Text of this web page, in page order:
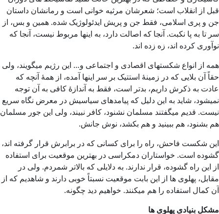
قبل از انقلاب است؛ شعرشان مرثیه خوانی است و رمانشان داستان
جن و پری اسلامی، فقط جن و پریش ایدئولوژیک شده. همین و بس، از
سر تا به پا نکبت. آنجا که اصالت دارد، به اینها مربوط نیست، آنجا که
نوآوری کرده اند، زه زده اند.
همه از انواع شکستهای اقصادی و اجتماعی و… این رژیم میگویند، ولی
حقاً آن بلایی که در زمینۀ استتیک بر سر اینها آمده، از همۀ آنچه که
عادت به ذکرش داریم، بدتر است، فقط به آندازۀ کافی به آن توجه
نمیشود، شاید به این دلیل که پیامدهای سیاسیش در معرض نگاه سریع
نیست. قدیم میگفتند مسلمان نشنود، کافر نبیند، ولی این جور مسلمان
هم بشنود، هم ببینید و هم بکشد، نوش جانش.
این شکست فاحش، راه را برای کسانی که در برابرش قرار گرفته اند،
گشوده است. خواستاران دمکراسی در بهترین موقعیت برای استفاده
از این راه گشوده، قرار ندارند. به دلایلی که بالاتر شمردم. ولی در
مقابل، پهلوی ها از این بابت موقعیت نسبتاً خوبی دارند و شاهدیم که از
آن کمال استفاده را هم میکنند. خواهیم دید چگونه.
مشکل بنیادی پهلوی ها